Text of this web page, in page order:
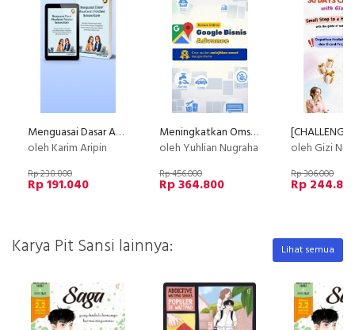
Menguasai Dasar Akuntansi : Fondasi Sukses Karir
oleh Karim Aripin
Rp 238.800
Rp 191.040
Meningkatkan Omset Bisnis di Google Maps lewat Optimasi Google Bisnis
oleh Yuhlian Nugraha
Rp 456.000
Rp 364.800
oleh Gizi
Rp 306.000
Rp
Karya Pit Sansi lainnya: Lihat semua